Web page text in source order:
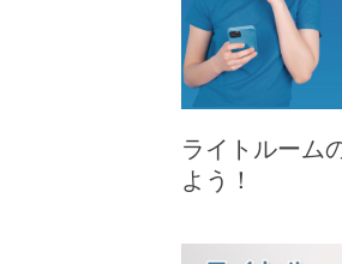
ライトルーム
よう！